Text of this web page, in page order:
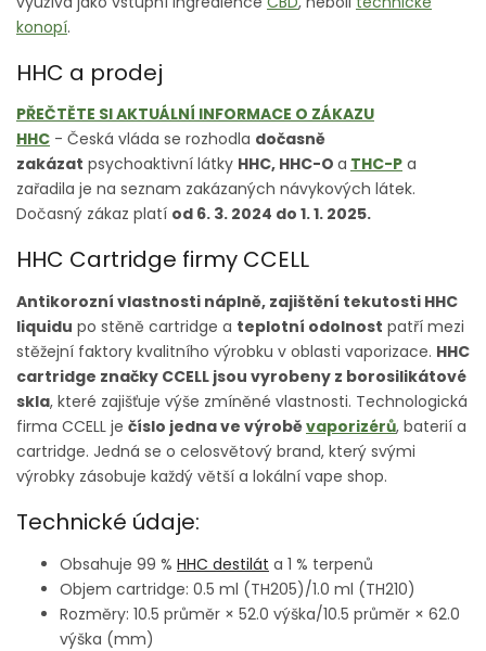
konopí.
HHC a prodej
PŘEČTĚTE SI AKTUÁLNÍ INFORMACE O ZÁKAZU
HHC - Česká vláda se rozhodla dočasně
zakázat psychoaktivní látky HHC, HHC-O a THC-P a
zařadila je na seznam zakázaných návykových látek.
Dočasný zákaz platí od 6. 3. 2024 do 1. 1. 2025.
HHC Cartridge firmy CCELL
Antikorozní vlastnosti náplně, zajištění tekutosti HHC
liquidu po stěně cartridge a teplotní odolnost patří mezi
stěžejní faktory kvalitního výrobku v oblasti vaporizace. HHC
cartridge značky CCELL jsou vyrobeny z borosilikátové
skla, které zajišťuje výše zmíněné vlastnosti. Technologická
firma CCELL je číslo jedna ve výroběvaporizérů, baterií a
cartridge. Jedná se o celosvětový brand, který svými
výrobky zásobuje každý větší a lokální vape shop.
Technické údaje:
Obsahuje 99 % HHC destilát a 1 % terpenů
Objem cartridge: 0.5 ml (TH205)/1.0 ml (TH210)
Rozměry: 10.5 průměr × 52.0 výška/10.5 průměr × 62.0
výška (mm)